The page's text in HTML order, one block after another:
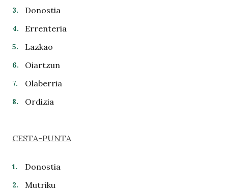
Donostia
Errenteria
Lazkao
Oiartzun
Olaberria
Ordizia
CESTA-PUNTA
Donostia
Mutriku